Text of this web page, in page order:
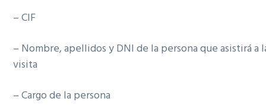
– CIF
– Nombre, apellidos y DNI de la persona que asistirá a
visita
– Cargo de la persona